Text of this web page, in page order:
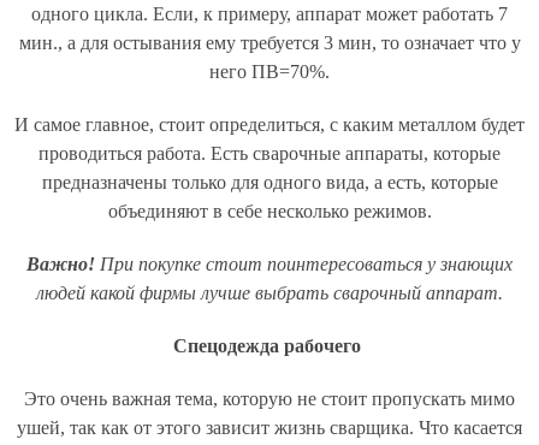
одного цикла. Если, к примеру, аппарат может работать 7
мин., а для остывания ему требуется 3 мин, то означает что у
него ПВ=70%.
И самое главное, стоит определиться, с каким металлом будет
проводиться работа. Есть сварочные аппараты, которые
предназначены только для одного вида, а есть, которые
объединяют в себе несколько режимов.
Важно! При покупке стоит поинтересоваться у знающих
людей какой фирмы лучше выбрать сварочный аппарат.
Спецодежда рабочего
Это очень важная тема, которую не стоит пропускать мимо
ушей, так как от этого зависит жизнь сварщика. Что касается